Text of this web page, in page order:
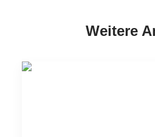
Weitere